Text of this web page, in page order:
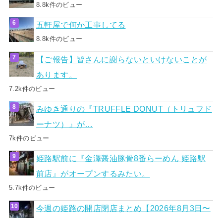
8.8k件のビュー
五軒屋で何か工事してる
8.8k件のビュー
【ご報告】皆さんに謝らないといけないことが
あります。
7.2k件のビュー
みゆき通りの『TRUFFLE DONUT（トリュフド
ーナツ）』が…
7k件のビュー
姫路駅前に『金澤醤油豚骨8番らーめん 姫路駅
前店』がオープンするみたい。
5.7k件のビュー
今週の姫路の開店閉店まとめ【2026年8月3日〜